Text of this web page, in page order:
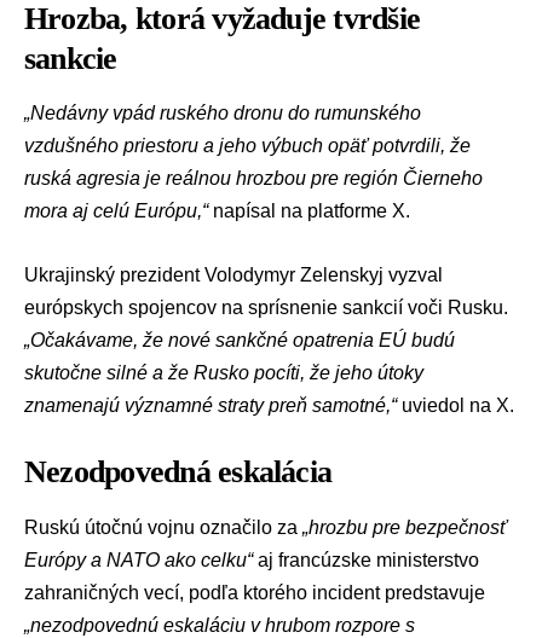
Hrozba, ktorá vyžaduje tvrdšie
sankcie
„Nedávny vpád ruského dronu do rumunského
vzdušného priestoru a jeho výbuch opäť potvrdili, že
ruská agresia je reálnou hrozbou pre región Čierneho
mora aj celú Európu,“napísal na platforme X.
Ukrajinský prezident Volodymyr Zelenskyj vyzval
európskych spojencov na sprísnenie sankcií voči Rusku.
„Očakávame, že nové sankčné opatrenia EÚ budú
skutočne silné a že Rusko pocíti, že jeho útoky
znamenajú významné straty preň samotné,“uviedol na X.
Nezodpovedná eskalácia
Ruskú útočnú vojnu označilo za „hrozbu pre bezpečnosť
Európy a NATO ako celku“aj francúzske ministerstvo
zahraničných vecí, podľa ktorého incident predstavuje
„nezodpovednú eskaláciu v hrubom rozpore s